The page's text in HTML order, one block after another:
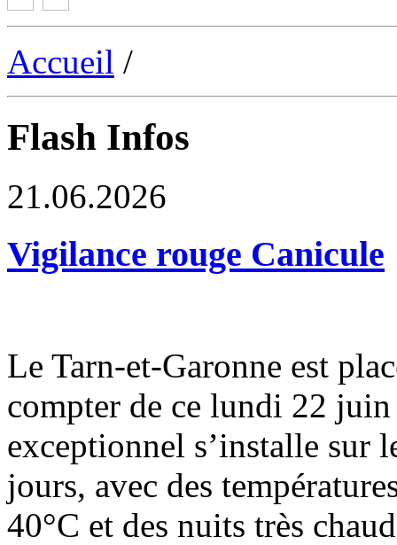
Accueil /
Flash Infos
21.06.2026
Vigilance rouge Canicule
Le Tarn-et-Garonne est
compter de ce lundi 22
exceptionnel s’installe sur
jours, avec des
40°C et des nuits très